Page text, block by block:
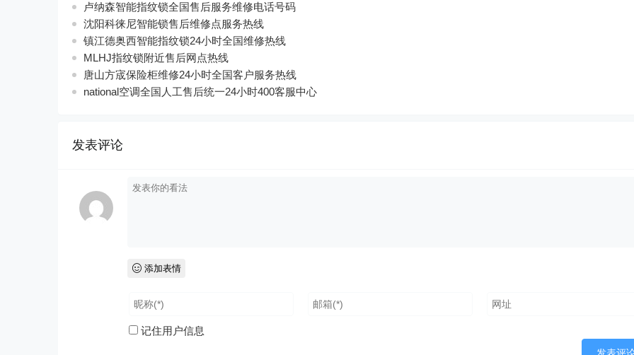
卢纳森智能指纹锁全国售后服务维修电话号码
沈阳科徕尼智能锁售后维修点服务热线
镇江德奥西智能指纹锁24小时全国维修热线
MLHJ指纹锁附近售后网点热线
唐山方宬保险柜维修24小时全国客户服务热线
national空调全国人工售后统一24小时400客服中心
发表评论
添加表情
记住用户信息